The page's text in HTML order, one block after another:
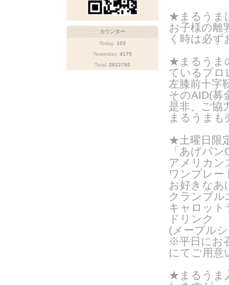
★まるうま
お子様の離
く時は 必ず
★まるうま
ているプロ
左膝前十字
そのAID(募
是非、ご協
まるうまも
★土曜日限
「あげパ
アメリカン
ワンプレー
お好きなあ
クランブル
キャロット
ドリンク
(メープル
※平日にお
にてご用意
★ まるうま
カウンター
Today: 103
Yesterday: 4175
Total: 2822792